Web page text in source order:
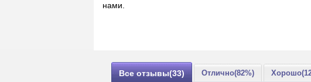
нами.
Все отзывы(33) Отлично(82%)